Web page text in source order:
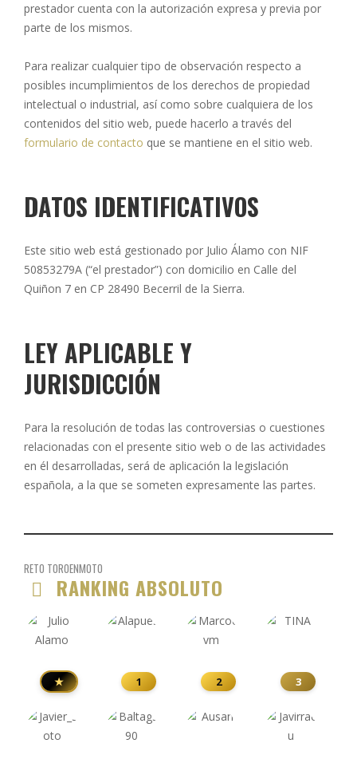
prestador cuenta con la autorización expresa y previa por
parte de los mismos.
Para realizar cualquier tipo de observación respecto a
posibles incumplimientos de los derechos de propiedad
intelectual o industrial, así como sobre cualquiera de los
contenidos del sitio web, puede hacerlo a través del
formulario de contacto que se mantiene en el sitio web.
DATOS IDENTIFICATIVOS
Este sitio web está gestionado por Julio Álamo con NIF
50853279A (“el prestador”) con domicilio en Calle del
Quiñon 7 en CP 28490 Becerril de la Sierra.
LEY APLICABLE Y
JURISDICCIÓN
Para la resolución de todas las controversias o cuestiones
relacionadas con el presente sitio web o de las actividades
en él desarrolladas, será de aplicación la legislación
española, a la que se someten expresamente las partes.
RETO TOROENMOTO
RANKING ABSOLUTO
★ 1 2 3